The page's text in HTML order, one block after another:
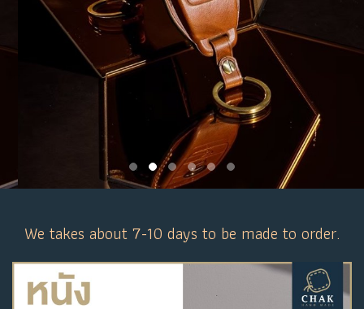
We takes about 7-10 days to be made to order.